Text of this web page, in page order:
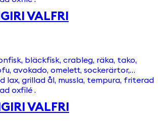
VALFRI
bläckfisk, crableg, räka, tako,
avokado, omelett, sockerärtor,
lax, grillad ål, mussla, tempura, friterad
oxfilé .
VALFRI